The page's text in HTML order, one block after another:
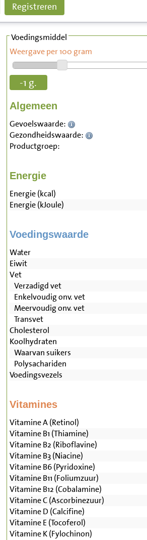
Registreren
Voedingsmiddel
Weergave per 100 gram
-1 g.
Algemeen
Gevoelswaarde:
Gezondheidswaarde:
Productgroep:
Energie
Energie (kcal)
Energie (kJoule)
Voedingswaarde
Water
Eiwit
Vet
Verzadigd vet
Enkelvoudig onv. vet
Meervoudig onv. vet
Transvet
Cholesterol
Koolhydraten
Waarvan suikers
Polysachariden
Voedingsvezels
Vitamines
Vitamine A (Retinol)
Vitamine B1 (Thiamine)
Vitamine B2 (Riboflavine)
Vitamine B3 (Niacine)
Vitamine B6 (Pyridoxine)
Vitamine B11 (Foliumzuur)
Vitamine B12 (Cobalamine)
Vitamine C (Ascorbinezuur)
Vitamine D (Calcifine)
Vitamine E (Tocoferol)
Vitamine K (Fylochinon)